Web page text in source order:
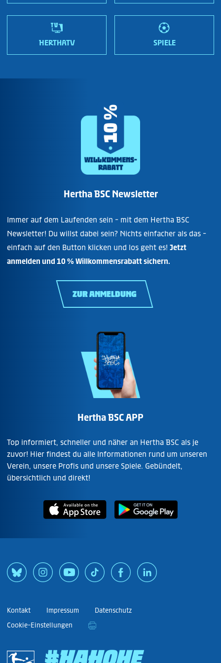
HERTHATV SPIELE
Hertha BSC Newsletter
Immer auf dem Laufenden sein - mit dem Hertha BSC
Newsletter! Du willst dabei sein? Nichts einfacher als das -
einfach auf den Button klicken und los geht es! Jetzt
anmelden und 10 % Willkommensrabatt sichern.
ZUR ANMELDUNG
Hertha BSC APP
Top informiert, schneller und näher an Hertha BSC als je
zuvor! Hier findest du alle Informationen rund um unseren
Verein, unsere Profis und unsere Spiele. Gebündelt,
übersichtlich und direkt!
Kontakt Impressum
Datenschutz
Cookie-Einstellungen